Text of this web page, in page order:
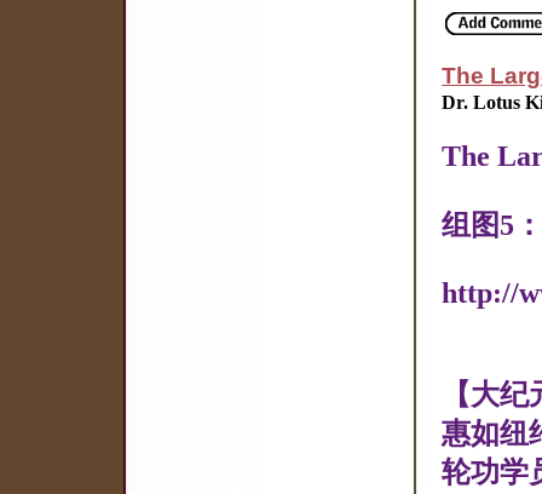
The
Dr. Lotus
The
组图5
http://
【大
惠如纽
轮功学